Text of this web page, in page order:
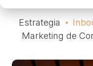
Estrategia
Marketing de